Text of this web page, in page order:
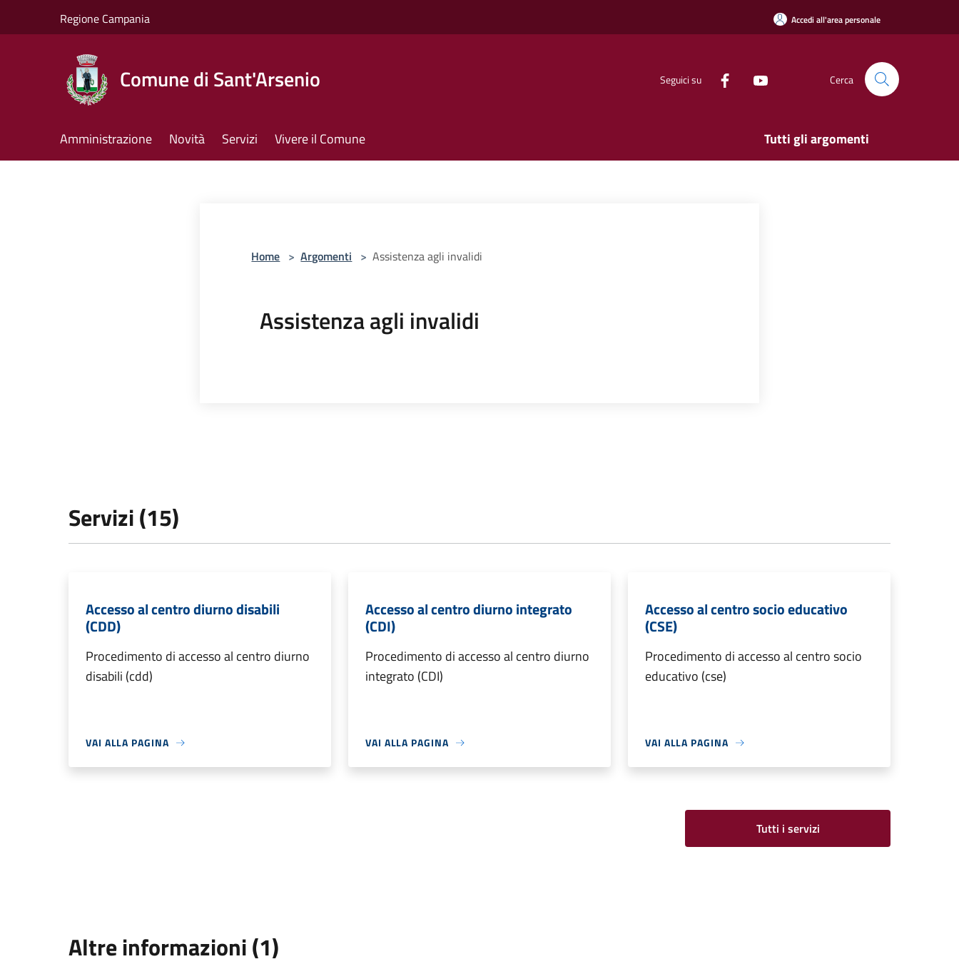
Regione Campania Accedi all'area personale
Comune di Sant'Arsenio Seguici su Cerca
Amministrazione Novità Servizi Vivere il Comune Tutti gli argomenti
Home > Argomenti > Assistenza agli invalidi
Assistenza agli invalidi
Servizi (15)
Accesso al centro diurno disabili
(CDD)
Procedimento di accesso al centro diurno
disabili (cdd)
VAI ALLA PAGINA
Accesso al centro diurno integrato
(CDI)
Procedimento di accesso al centro diurno
integrato (CDI)
VAI ALLA PAGINA
Accesso al centro socio educativo
(CSE)
Procedimento di accesso al centro socio
educativo (cse)
VAI ALLA PAGINA
Tutti i servizi
Altre informazioni (1)